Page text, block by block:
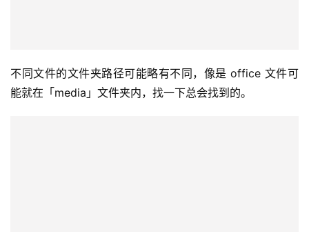
不同文件的文件夹路径可能略有不同，像是 office 文件可
能就在「media」文件夹内，找一下总会找到的。